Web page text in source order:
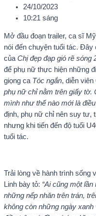
24/10/2023
10:21 sáng
Mở đầu đoạn trailer, ca sĩ
nói đến chuyện tuổi tác.
củaChị đẹp đạp gió rẽ sóng
để phụ nữ thực hiện những
giọng ca Tóc ngắn, diễn
phụ nữ chỉ nằm trên giấy tờ.
mình như thế nào mới là điều
định, phụ nữ chỉ nên suy tư,
nhưng khi tiến đến độ tuổi
tuổi tác.
Trải lòng về hành trình sống
Linh bày tỏ: “Ai cũng một
những nếp nhăn trên trán,
không còn những ngày